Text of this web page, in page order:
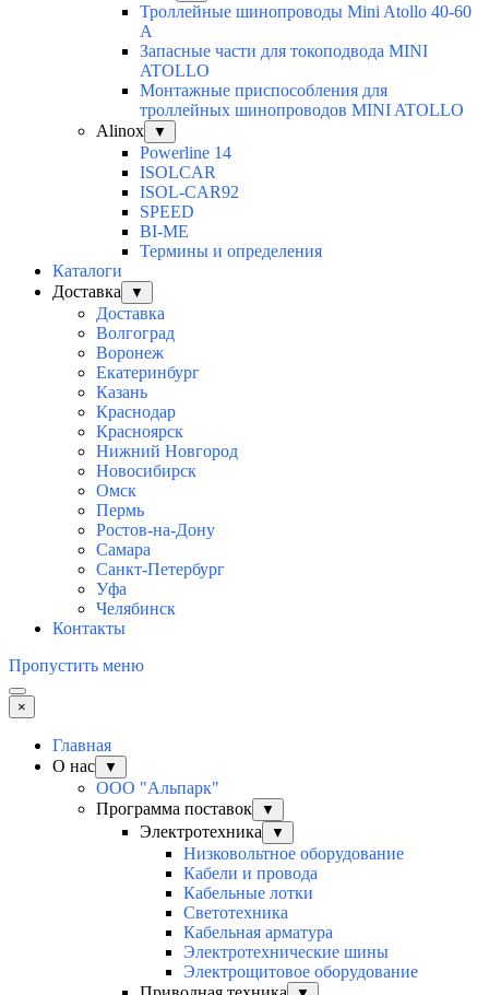
Троллейные шинопроводы Mini Atollo 40-60
А
Запасные части для токоподвода MINI
ATOLLO
Монтажные приспособления для
троллейных шинопроводов MINI ATOLLO
Alinox
▼
Powerline 14
ISOLCAR
ISOL-CAR92
SPEED
BI-ME
Термины и определения
Каталоги
Доставка
▼
Доставка
Волгоград
Воронеж
Екатеринбург
Казань
Краснодар
Красноярск
Нижний Новгород
Новосибирск
Омск
Пермь
Ростов-на-Дону
Самара
Санкт-Петербург
Уфа
Челябинск
Контакты
Пропустить меню
×
Главная
О нас
▼
ООО "Альпарк"
Программа поставок
▼
Электротехника ▼
Низковольтное оборудование
Кабели и провода
Кабельные лотки
Светотехника
Кабельная арматура
Электротехнические шины
Электрощитовое оборудование